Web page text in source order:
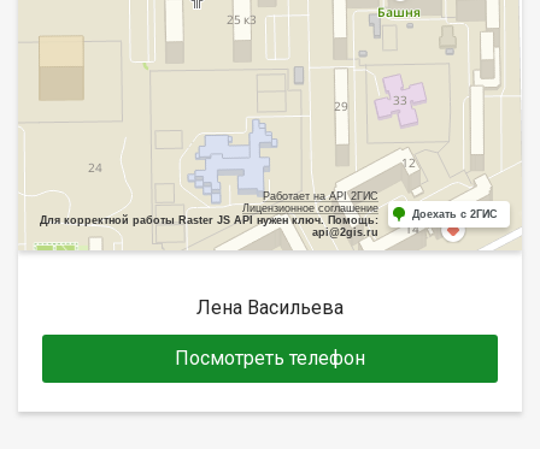
Работает на API 2ГИС
Лицензионное соглашение
Для корректной работы Raster JS API нужен ключ. Помощь:
api@2gis.ru
Доехать с 2ГИС
Лена Васильева
Посмотреть телефон